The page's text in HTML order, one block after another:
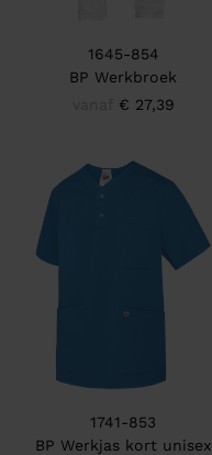
1645-854
BP Werkbroek
€ 27,39
1741-853
BP Werkjas kort unisex